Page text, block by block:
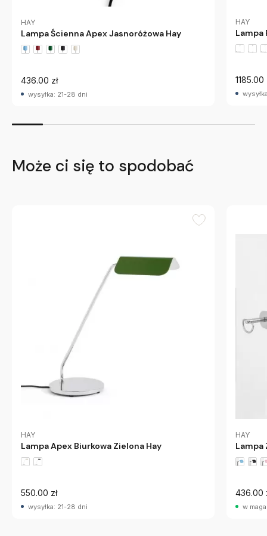
HAY
Lampa Ścienna Apex Jasnoróżowa Hay
436.00 zł
wysyłka: 21-28 dni
HAY
Lampa
1185.00
Może ci się to spodobać
HAY
Lampa Apex Biurkowa Zielona Hay
550.00 zł
wysyłka: 21-28 dni
HAY
Lampa
436.00
w